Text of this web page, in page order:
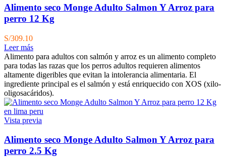
Alimento seco Monge Adulto Salmon Y Arroz para
perro 12 Kg
S/309.10
Leer más
Alimento para adultos con salmón y arroz es un alimento completo
para todas las razas que los perros adultos requieren alimentos
altamente digeribles que evitan la intolerancia alimentaria. El
ingrediente principal es el salmón y está enriquecido con XOS (xilo-
oligosacáridos).
Vista previa
Alimento seco Monge Adulto Salmon Y Arroz para
perro 2.5 Kg